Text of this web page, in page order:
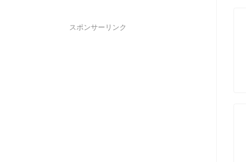
スポンサーリンク